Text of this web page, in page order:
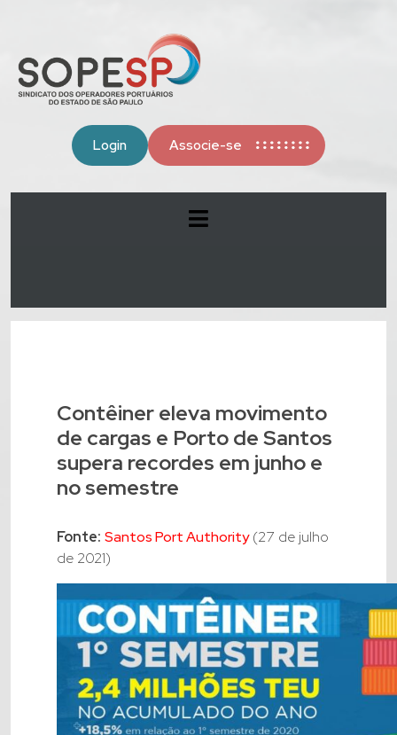
Login Associe-se
Contêiner eleva movimento
de cargas e Porto de Santos
supera recordes em junho e
no semestre
Fonte: Santos Port Authority(27 de julho
de 2021)